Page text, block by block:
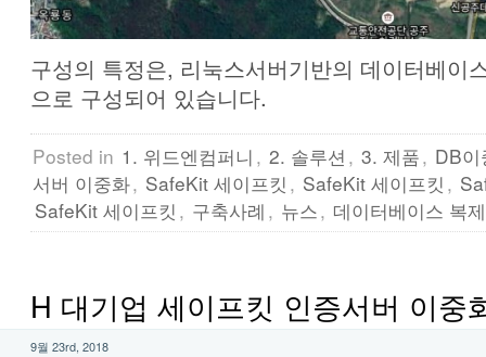
구성의 특정은, 리눅스서버기반의 데이터베이
으로 구성되어 있습니다.
Posted in 1. 위드엔컴퍼니 , 2. 솔루션 , 3. 제품, DB이
서버 이중화, SafeKit 세이프킷 , SafeKit 세이프킷 ,
SafeKit 세이프킷 , 구축사례 , 뉴스, 데이터베이스 복제
H 대기업 세이프킷 인증서버 이중
9월 23rd, 2018